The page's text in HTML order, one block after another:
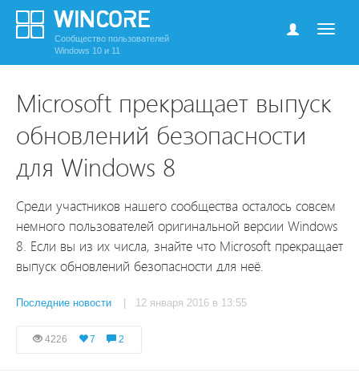
Сообщество пользователей
Windows 10 и 11
Microsoft прекращает выпуск
обновлений безопасности
для Windows 8
Среди участников нашего сообщества осталось совсем
немного пользователей оригинальной версии Windows
8. Если вы из их числа, знайте что Microsoft прекращает
выпуск обновлений безопасности для неё.
Последние новости | 12 января 2016 в 13:55
4226 7 2